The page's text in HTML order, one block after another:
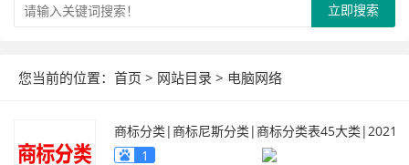
立即搜索
您当前的位置： 首页 > 网站目录 > 电脑网络
商标分类|商标尼斯分类|商标分类表45大类|2021
最新商标分类表官网查询版
1